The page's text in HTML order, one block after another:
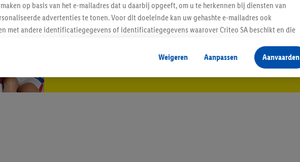
Blijf op de hoogte
Schrijf je in op de newsletter
Inschrijven
op basis van het e-mailadres dat u daarbij opgeeft, om u te herkennen bij diensten van
advertenties te tonen. Voor dit doeleinde kan uw gehashte e-mailadres ook
met andere identificatiegegevens of identificatiegegevens waarover Criteo SA beschikt en die
gaat, kunnen advertenties in het kader van retargeting, d.w.z. advertenties voor producten waarin
(bijvoorbeeld door het product in de webshop aan uw winkelmandje toe te voegen, maar het
apparaten en verschillende Lidl-diensten worden weergegeven als er met behulp
en eventuele andere identificatiegegevens/identificatiegegevens waarover Criteo SA
Weigeren Aanpassen Aanvaarden